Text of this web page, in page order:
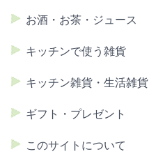
お酒・お茶・ジュース
キッチンで使う雑貨
キッチン雑貨・生活雑貨
ギフト・プレゼント
このサイトについて